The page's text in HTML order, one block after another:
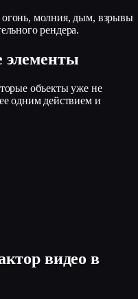
молния, дым, взрывы
рендера.
элементы
объекты уже не
одним действием и
видео в